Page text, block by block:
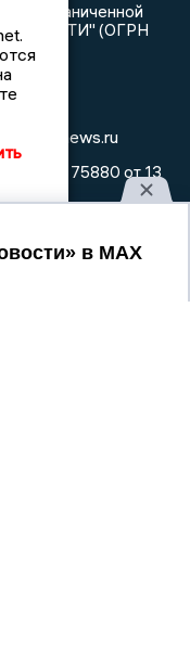
с ограниченной
НОВОСТИ" (ОГРН
ФС 77 - 75880 от 13
информации
в сфере связи,
коммуникаций